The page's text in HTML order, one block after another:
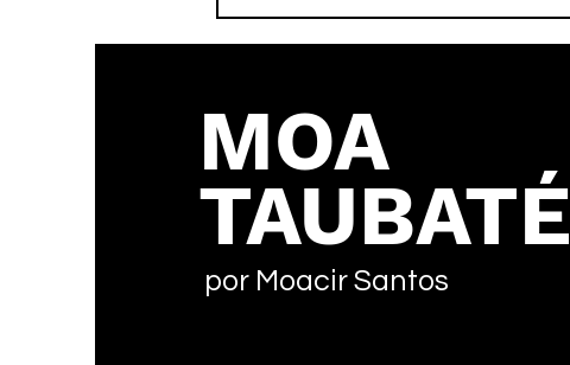
MOA
TAUBATÉ
por Moacir Santos